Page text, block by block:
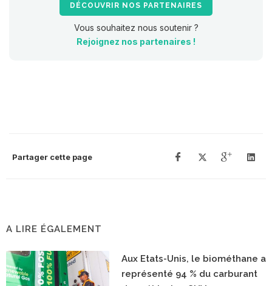
DÉCOUVRIR NOS PARTENAIRES
Vous souhaitez nous soutenir ?
Rejoignez nos partenaires !
Partager cette page
A LIRE ÉGALEMENT
Aux Etats-Unis, le biométhane a
représenté 94 % du carburant